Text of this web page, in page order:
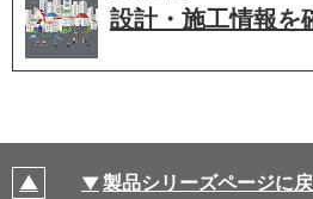
設計・施工情報を
製品シリーズページに